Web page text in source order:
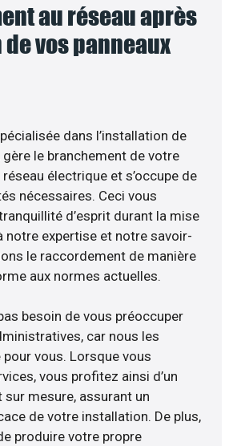
au réseau après
vos panneaux
dans l’installation de
gère le branchement de votre
électrique et s’occupe de
nécessaires. Ceci vous
d’esprit durant la mise
notre expertise et notre savoir-
le raccordement de manière
aux normes actuelles.
besoin de vous préoccuper
car nous les
vous. Lorsque vous
vous profitez ainsi d’un
mesure, assurant un
de votre installation. De plus,
produire votre propre